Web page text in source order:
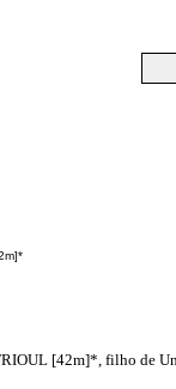
[42m]*, filho de